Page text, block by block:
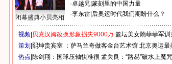
闭幕盛典小贝亮相
·卓越兄 篆刻里的中国力量
·李东雷 后奥运时代我们期盼什么？
视频| 贝克汉姆改换形象损失9000万 篮坛美女隋菲菲军训
策划| 熙坤贵宾室 ：萨马兰奇做客金台艺术馆 北京奥运最
热点| 陈剑翔：国球压轴快准很 孟关良：“路易”破水上魔咒